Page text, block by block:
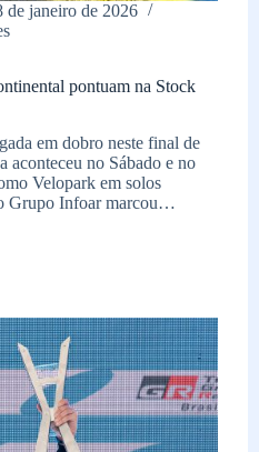
de janeiro de 2026
pontuam na Stock
em dobro neste final de
aconteceu no Sábado e no
Velopark em solos
Grupo Infoar marcou…